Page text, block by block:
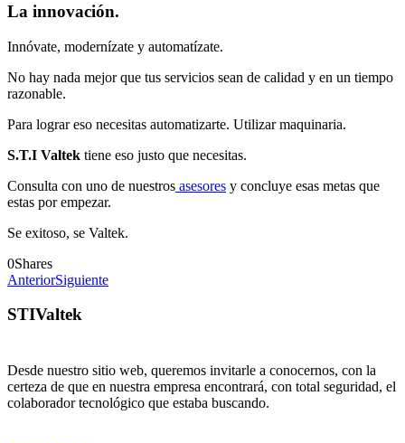
La innovación.
Innóvate, modernízate y automatízate.
No hay nada mejor que tus servicios sean de calidad y en un tiempo
razonable.
Para lograr eso necesitas automatizarte. Utilizar maquinaria.
S.T.I Valtek tiene eso justo que necesitas.
Consulta con uno de nuestros asesores y concluye esas metas que
estas por empezar.
Se exitoso, se Valtek.
0Shares
AnteriorSiguiente
STIValtek
Desde nuestro sitio web, queremos invitarle a conocernos, con la
certeza de que en nuestra empresa encontrará, con total seguridad, el
colaborador tecnológico que estaba buscando.